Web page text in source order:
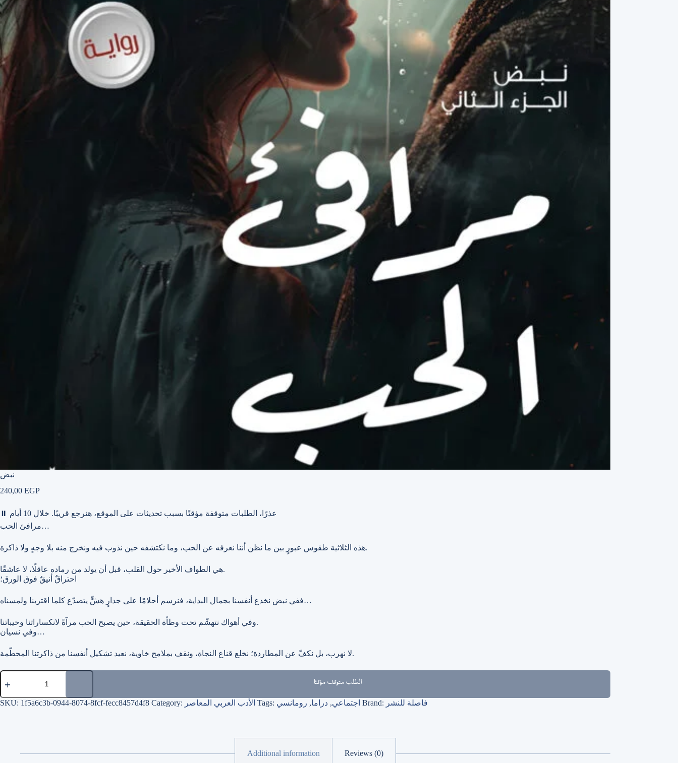
نبض
240,00 EGP
⏸
عذرًا، الطلبات متوقفة مؤقتًا بسبب تحديثات على الموقع، هنرجع قريبًا. خلال 10 أيام
مرافئ الحب…
هذه الثلاثية طقوس عبورٍ بين ما نظن أننا نعرفه عن الحب، وما نكتشفه حين نذوب فيه ونخرج منه بلا وجهٍ ولا ذاكرة.
هي الطواف الأخير حول القلب، قبل أن يولد من رماده عاقلًا، لا عاشقًا.
احتراقٌ أنيقٌ فوق الورق؛
ففي نبض نخدع أنفسنا بجمال البداية، فنرسم أحلامًا على جدارٍ هشٍّ يتصدّع كلما اقتربنا ولمسناه…
وفي أهواك نتهشّم تحت وطأة الحقيقة، حين يصبح الحب مرآةً لانكساراتنا وخيباتنا.
وفي نسيان…
لا نهرب، بل نكفّ عن المطاردة؛ نخلع قناع النجاة، ونقف بملامح خاوية، نعيد تشكيل أنفسنا من ذاكرتنا المحطّمة.
نبض
quantity
الطلب متوقف مؤقتًا
SKU: 1f5a6c3b-0944-8074-8fcf-fecc8457d4f8 Category: الأدب العربي المعاصر Tags: اجتماعي, دراما, رومانسي Brand: فاصلة للنشر
Additional information Reviews (0)